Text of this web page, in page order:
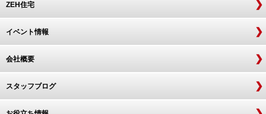
ZEH住宅
イベント情報
会社概要
スタッフブログ